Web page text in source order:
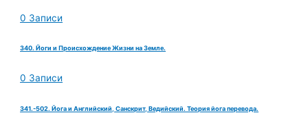
0 Записи
340. Йоги и Происхождение Жизни на Земле.
0 Записи
341.-502. Йога и Английский, Санскрит, Ведийский. Теория йога перевода.